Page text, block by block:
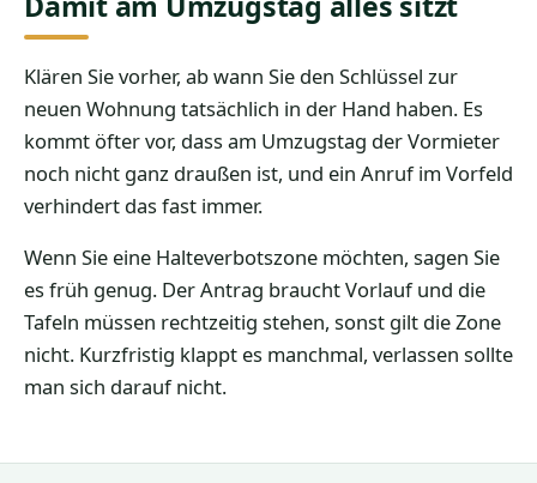
Klären Sie vorher, ab wann Sie den Schlüssel zur
neuen Wohnung tatsächlich in der Hand haben. Es
kommt öfter vor, dass am Umzugstag der Vormieter
noch nicht ganz draußen ist, und ein Anruf im Vorfeld
verhindert das fast immer.
Wenn Sie eine Halteverbotszone möchten, sagen Sie
es früh genug. Der Antrag braucht Vorlauf und die
Tafeln müssen rechtzeitig stehen, sonst gilt die Zone
nicht. Kurzfristig klappt es manchmal, verlassen sollte
man sich darauf nicht.